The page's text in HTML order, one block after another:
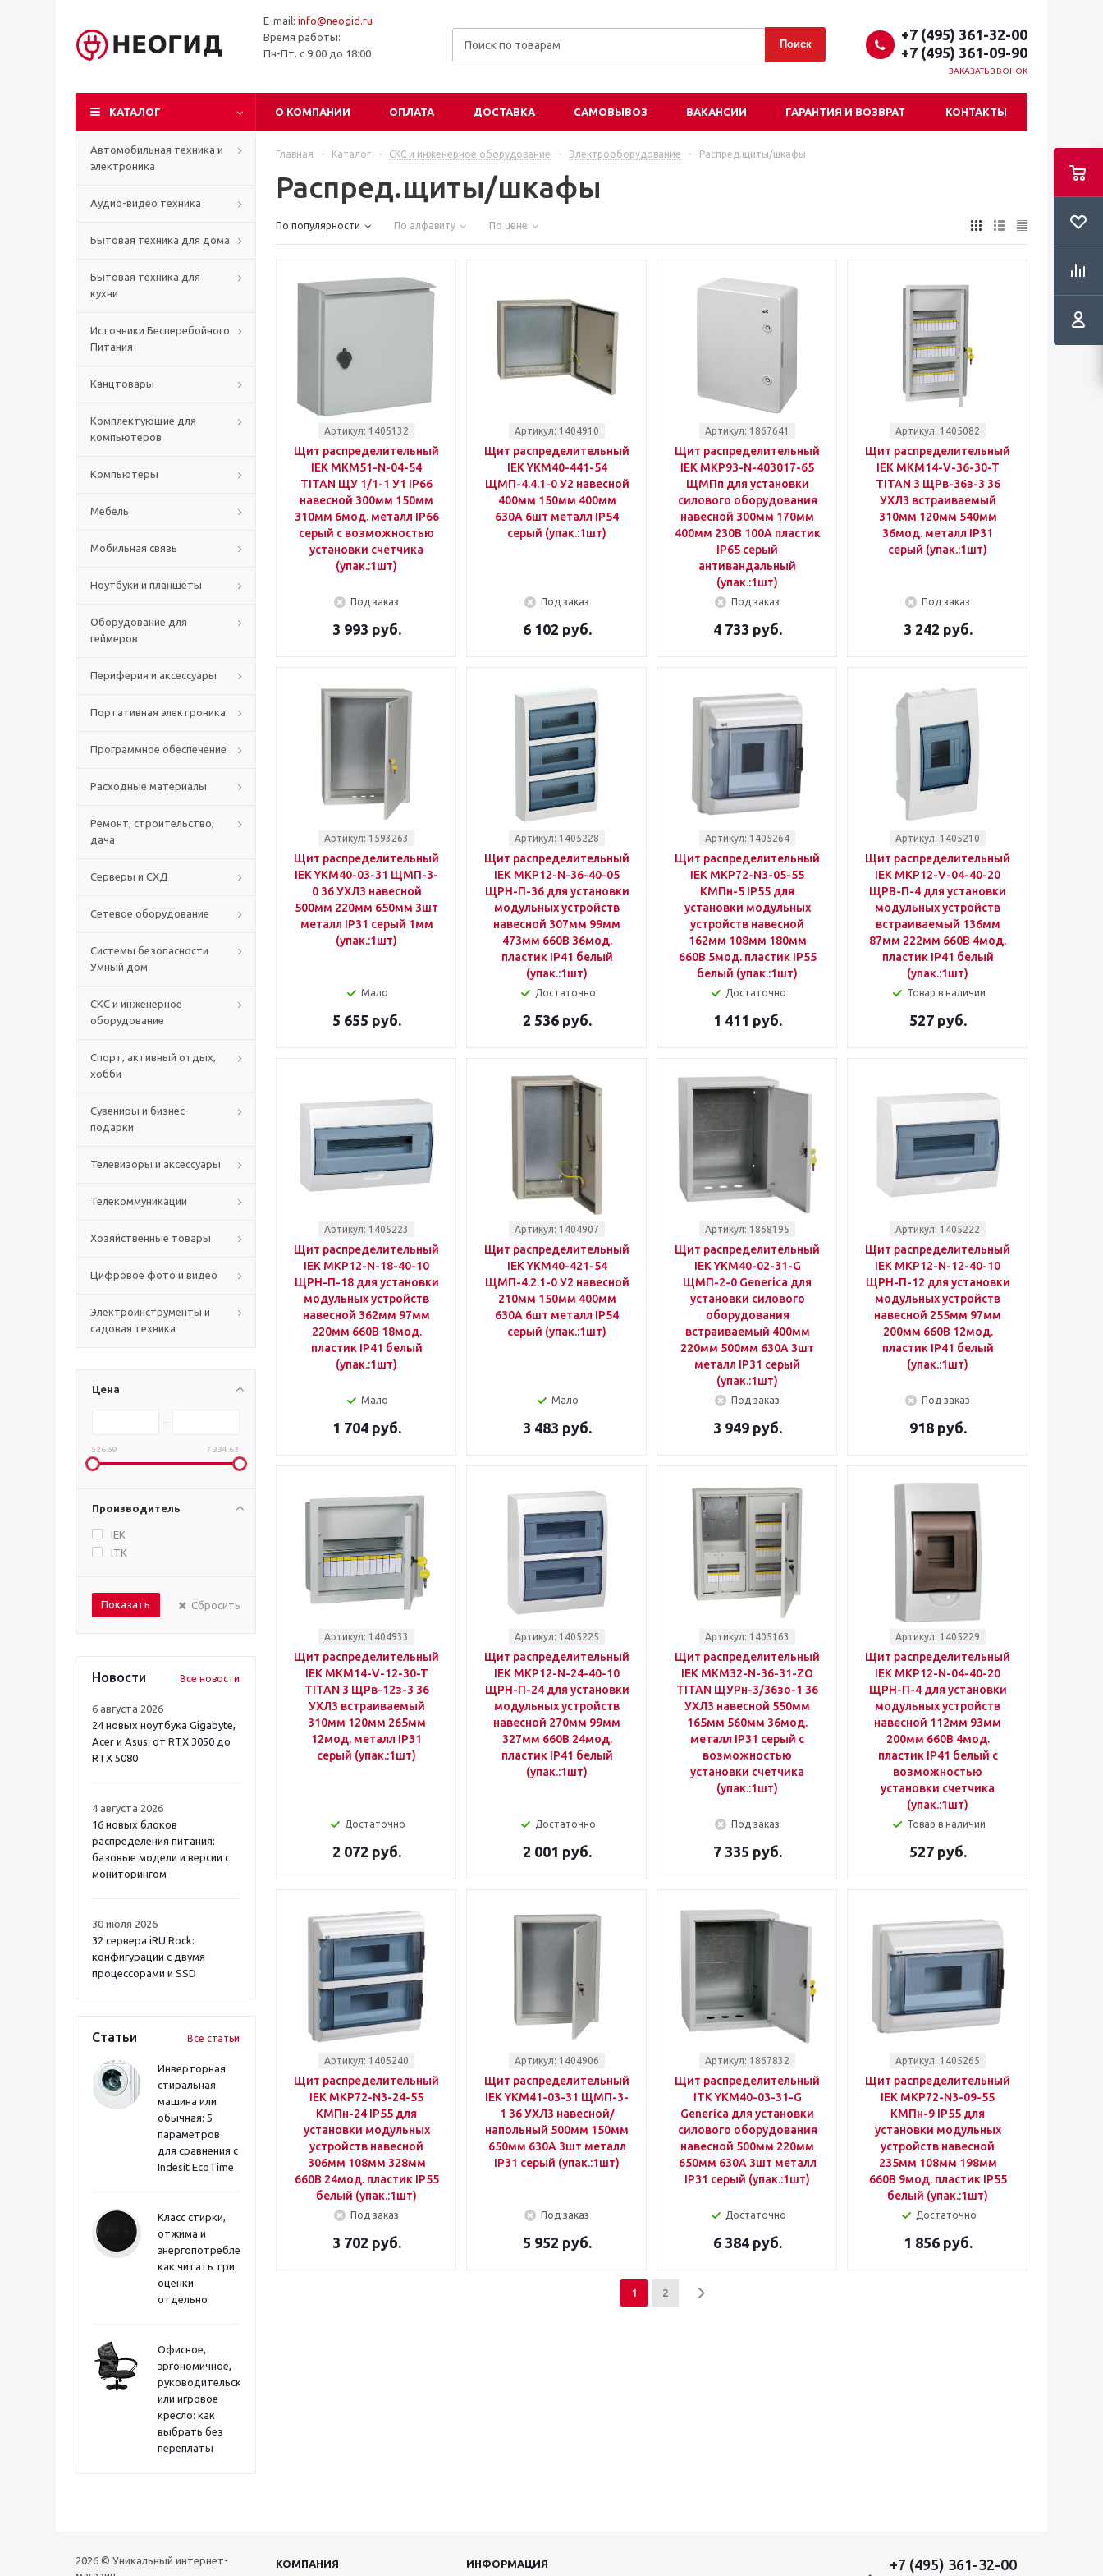
E-mail: info@neogid.ru
Время работы:
Пн-Пт. с 9:00 до 18:00
+7 (495) 361-32-00
+7 (495) 361-09-90
ЗАКАЗАТЬ ЗВОНОК
КАТАЛОГ О КОМПАНИИ ОПЛАТА ДОСТАВКА САМОВЫВОЗ ВАКАНСИИ ГАРАНТИЯ И ВОЗВРАТ КОНТАКТЫ
Автомобильная техника и
электроника
Аудио-видео техника
Бытовая техника для дома
Бытовая техника для
кухни
Источники Бесперебойного
Питания
Канцтовары
Комплектующие для
компьютеров
Компьютеры
Мебель
Мобильная связь
Ноутбуки и планшеты
Оборудование для
геймеров
Периферия и аксессуары
Портативная электроника
Программное обеспечение
Расходные материалы
Ремонт, строительство,
дача
Серверы и СХД
Сетевое оборудование
Системы безопасности
Умный дом
СКС и инженерное
оборудование
Спорт, активный отдых,
хобби
Сувениры и бизнес-
подарки
Телевизоры и аксессуары
Телекоммуникации
Хозяйственные товары
Цифровое фото и видео
Электроинструменты и
садовая техника
Цена
526.59 7 334.63
Производитель
IEK
ITK
Сбросить
Новости Все новости
6 августа 2026
24 новых ноутбука Gigabyte,
Acer и Asus: от RTX 3050 до
RTX 5080
4 августа 2026
16 новых блоков
распределения питания:
базовые модели и версии с
мониторингом
30 июля 2026
32 сервера iRU Rock:
конфигурации с двумя
процессорами и SSD
Статьи Все статьи
Инверторная
стиральная
машина или
обычная: 5
параметров
для сравнения с
Indesit EcoTime
Класс стирки,
отжима и
энергопотребления:
как читать три
оценки
отдельно
Офисное,
эргономичное,
руководительское
или игровое
кресло: как
выбрать без
переплаты
Главная - Каталог - СКС и инженерное оборудование - Электрооборудование - Распред.щиты/шкафы
Распред.щиты/шкафы
По популярности По алфавиту По цене
Артикул: 1405132
Щит распределительный
IEK MKM51-N-04-54
TITAN ЩУ 1/1-1 У1 IP66
навесной 300мм 150мм
310мм 6мод. металл IP66
серый с возможностью
установки счетчика
(упак.:1шт)
Под заказ
3 993 руб.
Артикул: 1404910
Щит распределительный
IEK YKM40-441-54
ЩМП-4.4.1-0 У2 навесной
400мм 150мм 400мм
630A 6шт металл IP54
серый (упак.:1шт)
Под заказ
6 102 руб.
Артикул: 1867641
Щит распределительный
IEK MKP93-N-403017-65
ЩМПп для установки
силового оборудования
навесной 300мм 170мм
400мм 230B 100A пластик
IP65 серый
антивандальный
(упак.:1шт)
Под заказ
4 733 руб.
Артикул: 1405082
Щит распределительный
IEK MKM14-V-36-30-T
TITAN 3 ЩРв-36з-3 36
УХЛ3 встраиваемый
310мм 120мм 540мм
36мод. металл IP31
серый (упак.:1шт)
Под заказ
3 242 руб.
Артикул: 1593263
Щит распределительный
IEK YKM40-03-31 ЩМП-3-
0 36 УХЛ3 навесной
500мм 220мм 650мм 3шт
металл IP31 серый 1мм
(упак.:1шт)
Мало
5 655 руб.
Артикул: 1405228
Щит распределительный
IEK MKP12-N-36-40-05
ЩРН-П-36 для установки
модульных устройств
навесной 307мм 99мм
473мм 660B 36мод.
пластик IP41 белый
(упак.:1шт)
Достаточно
2 536 руб.
Артикул: 1405264
Щит распределительный
IEK MKP72-N3-05-55
КМПн-5 IP55 для
установки модульных
устройств навесной
162мм 108мм 180мм
660B 5мод. пластик IP55
белый (упак.:1шт)
Достаточно
1 411 руб.
Артикул: 1405210
Щит распределительный
IEK MKP12-V-04-40-20
ЩРВ-П-4 для установки
модульных устройств
встраиваемый 136мм
87мм 222мм 660B 4мод.
пластик IP41 белый
(упак.:1шт)
Товар в наличии
527 руб.
Артикул: 1405223
Щит распределительный
IEK MKP12-N-18-40-10
ЩРН-П-18 для установки
модульных устройств
навесной 362мм 97мм
220мм 660B 18мод.
пластик IP41 белый
(упак.:1шт)
Мало
1 704 руб.
Артикул: 1404907
Щит распределительный
IEK YKM40-421-54
ЩМП-4.2.1-0 У2 навесной
210мм 150мм 400мм
630A 6шт металл IP54
серый (упак.:1шт)
Мало
3 483 руб.
Артикул: 1868195
Щит распределительный
IEK YKM40-02-31-G
ЩМП-2-0 Generica для
установки силового
оборудования
встраиваемый 400мм
220мм 500мм 630A 3шт
металл IP31 серый
(упак.:1шт)
Под заказ
3 949 руб.
Артикул: 1405222
Щит распределительный
IEK MKP12-N-12-40-10
ЩРН-П-12 для установки
модульных устройств
навесной 255мм 97мм
200мм 660B 12мод.
пластик IP41 белый
(упак.:1шт)
Под заказ
918 руб.
Артикул: 1404933
Щит распределительный
IEK MKM14-V-12-30-T
TITAN 3 ЩРв-12з-3 36
УХЛ3 встраиваемый
310мм 120мм 265мм
12мод. металл IP31
серый (упак.:1шт)
Достаточно
2 072 руб.
Артикул: 1405225
Щит распределительный
IEK MKP12-N-24-40-10
ЩРН-П-24 для установки
модульных устройств
навесной 270мм 99мм
327мм 660B 24мод.
пластик IP41 белый
(упак.:1шт)
Достаточно
2 001 руб.
Артикул: 1405163
Щит распределительный
IEK MKM32-N-36-31-ZO
TITAN ЩУРн-3/36зо-1 36
УХЛ3 навесной 550мм
165мм 560мм 36мод.
металл IP31 серый с
возможностью
установки счетчика
(упак.:1шт)
Под заказ
7 335 руб.
Артикул: 1405229
Щит распределительный
IEK MKP12-N-04-40-20
ЩРН-П-4 для установки
модульных устройств
навесной 112мм 93мм
200мм 660B 4мод.
пластик IP41 белый с
возможностью
установки счетчика
(упак.:1шт)
Товар в наличии
527 руб.
Артикул: 1405240
Щит распределительный
IEK MKP72-N3-24-55
КМПн-24 IP55 для
установки модульных
устройств навесной
306мм 108мм 328мм
660B 24мод. пластик IP55
белый (упак.:1шт)
Под заказ
3 702 руб.
Артикул: 1404906
Щит распределительный
IEK YKM41-03-31 ЩМП-3-
1 36 УХЛ3 навесной/
напольный 500мм 150мм
650мм 630A 3шт металл
IP31 серый (упак.:1шт)
Под заказ
5 952 руб.
Артикул: 1867832
Щит распределительный
ITK YKM40-03-31-G
Generica для установки
силового оборудования
навесной 500мм 220мм
650мм 630A 3шт металл
IP31 серый (упак.:1шт)
Достаточно
6 384 руб.
Артикул: 1405265
Щит распределительный
IEK MKP72-N3-09-55
КМПн-9 IP55 для
установки модульных
устройств навесной
235мм 108мм 198мм
660B 9мод. пластик IP55
белый (упак.:1шт)
Достаточно
1 856 руб.
1 2
2026 © Уникальный интернет-
КОМПАНИЯ ИНФОРМАЦИЯ +7 (495) 361-32-00